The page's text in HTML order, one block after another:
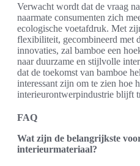
Verwacht wordt dat de vraag
naarmate consumenten zich
ecologische voetafdruk. Met
flexibiliteit, gecombineerd met
innovaties, zal bamboe een
naar duurzame en stijlvolle
dat de toekomst van bamboe
interessant zijn om te zien hoe
interieurontwerpindustrie blijft
FAQ
Wat zijn de belangrijkste
interieurmateriaal?